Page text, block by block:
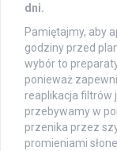
dni.
Pamiętajmy, aby
godziny przed
wybór to
ponieważ
reaplikacja filtrów
przebywamy w
przenika przez
promieniami